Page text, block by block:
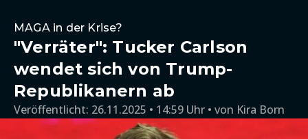
MAGA in der Krise?
"Verräter": Tucker Carlson
wendet sich von Trump-
Republikanern ab
Veröffentlicht: 26.11.2025 • 14:59 Uhr von Kira Born